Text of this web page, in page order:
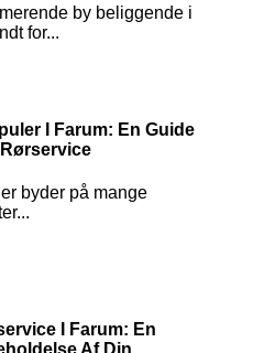
by beliggende i
for...
I Farum: En Guide
byder på mange
I Farum: En
Af Din